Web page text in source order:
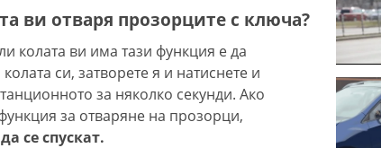
ви отваря прозорците с ключа?
колата ви има тази функция е да
си, затворете я и натиснете и
за няколко секунди. Ако
за отваряне на прозорци,
се спускат.